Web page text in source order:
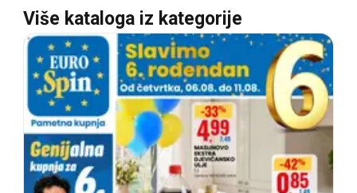
Više kataloga iz kategorije